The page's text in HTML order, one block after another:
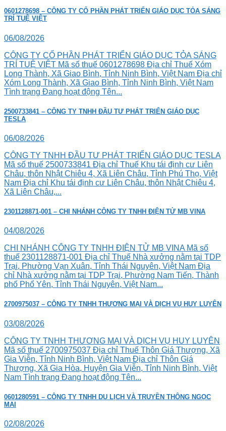
0601278698 – CÔNG TY CỔ PHẦN PHÁT TRIỂN GIÁO DỤC TỎA SÁNG
TRÍ TUỆ VIỆT
06/08/2026
CÔNG TY CỔ PHẦN PHÁT TRIỂN GIÁO DỤC TỎA SÁNG
TRÍ TUỆ VIỆT Mã số thuế 0601278698 Địa chỉ Thuế Xóm
Long Thành, Xã Giao Bình, Tỉnh Ninh Bình, Việt Nam Địa chỉ
Xóm Long Thành, Xã Giao Bình, Tỉnh Ninh Bình, Việt Nam
Tình trạng Đang hoạt động Tên...
2500733841 – CÔNG TY TNHH ĐẦU TƯ PHÁT TRIỂN GIÁO DỤC
TESLA
06/08/2026
CÔNG TY TNHH ĐẦU TƯ PHÁT TRIỂN GIÁO DỤC TESLA
Mã số thuế 2500733841 Địa chỉ Thuế Khu tái định cư Liên
Châu, thôn Nhật Chiêu 4, Xã Liên Châu, Tỉnh Phú Thọ, Việt
Nam Địa chỉ Khu tái định cư Liên Châu, thôn Nhật Chiêu 4,
Xã Liên Châu,...
2301128871-001 – CHI NHÁNH CÔNG TY TNHH ĐIỆN TỬ MB VINA
04/08/2026
CHI NHÁNH CÔNG TY TNHH ĐIỆN TỬ MB VINA Mã số
thuế 2301128871-001 Địa chỉ Thuế Nhà xưởng nằm tại TDP
Trại, Phường Vạn Xuân, Tỉnh Thái Nguyên, Việt Nam Địa
chỉ Nhà xưởng nằm tại TDP Trại, Phường Nam Tiến, Thành
phố Phổ Yên, Tỉnh Thái Nguyên, Việt Nam...
2700975037 – CÔNG TY TNHH THƯƠNG MẠI VÀ DỊCH VỤ HUY LUYÊN
03/08/2026
CÔNG TY TNHH THƯƠNG MẠI VÀ DỊCH VỤ HUY LUYÊN
Mã số thuế 2700975037 Địa chỉ Thuế Thôn Giá Thượng, Xã
Gia Viễn, Tỉnh Ninh Bình, Việt Nam Địa chỉ Thôn Giá
Thượng, Xã Gia Hòa, Huyện Gia Viễn, Tỉnh Ninh Bình, Việt
Nam Tình trạng Đang hoạt động Tên...
0601280591 – CÔNG TY TNHH DU LỊCH VÀ TRUYỀN THÔNG NGỌC
MAI
02/08/2026